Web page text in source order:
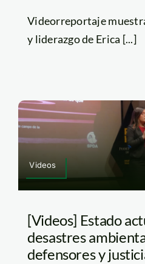
Videorreportaje
y liderazgo de Erica [...]
Videos
[Videos] Estado
desastres
defensores y